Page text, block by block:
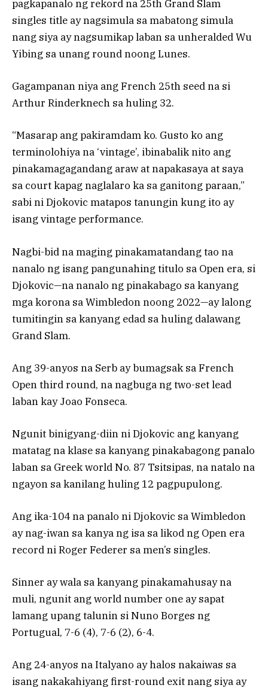
pagkapanalo ng rekord na 25th Grand Slam
singles title ay nagsimula sa mabatong simula
nang siya ay nagsumikap laban sa unheralded Wu
Yibing sa unang round noong Lunes.
Gagampanan niya ang French 25th seed na si
Arthur Rinderknech sa huling 32.
“Masarap ang pakiramdam ko. Gusto ko ang
terminolohiya na ‘vintage’, ibinabalik nito ang
pinakamagagandang araw at napakasaya at saya
sa court kapag naglalaro ka sa ganitong paraan,”
sabi ni Djokovic matapos tanungin kung ito ay
isang vintage performance.
Nagbi-bid na maging pinakamatandang tao na
nanalo ng isang pangunahing titulo sa Open era, si
Djokovic—na nanalo ng pinakabago sa kanyang
mga korona sa Wimbledon noong 2022—ay lalong
tumitingin sa kanyang edad sa huling dalawang
Grand Slam.
Ang 39-anyos na Serb ay bumagsak sa French
Open third round, na nagbuga ng two-set lead
laban kay Joao Fonseca.
Ngunit binigyang-diin ni Djokovic ang kanyang
matatag na klase sa kanyang pinakabagong panalo
laban sa Greek world No. 87 Tsitsipas, na natalo na
ngayon sa kanilang huling 12 pagpupulong.
Ang ika-104 na panalo ni Djokovic sa Wimbledon
ay nag-iwan sa kanya ng isa sa likod ng Open era
record ni Roger Federer sa men’s singles.
Sinner ay wala sa kanyang pinakamahusay na
muli, ngunit ang world number one ay sapat
lamang upang talunin si Nuno Borges ng
Portugual, 7-6 (4), 7-6 (2), 6-4.
Ang 24-anyos na Italyano ay halos nakaiwas sa
isang nakakahiyang first-round exit nang siya ay